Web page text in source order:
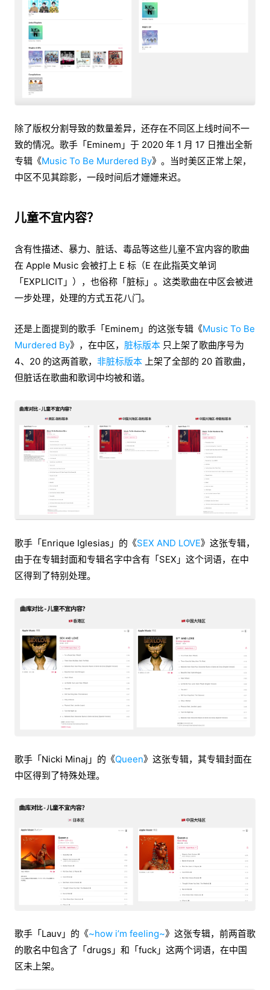
除了版权分割导致的数量差异，还存在不同区上线时间不一
致的情况。歌手「Eminem」于 2020 年 1 月 17 日推出全新
专辑《Music To Be Murdered By》。当时美区正常上架，
中区不见其踪影，一段时间后才姗姗来迟。
儿童不宜内容？
含有性描述、暴力、脏话、毒品等这些儿童不宜内容的歌曲
在 Apple Music 会被打上 E 标（E 在此指英文单词
「EXPLICIT」），也俗称「脏标」。这类歌曲在中区会被进
一步处理，处理的方式五花八门。
还是上面提到的歌手「Eminem」的这张专辑《Music To Be
Murdered By》，在中区， 脏标版本 只上架了歌曲序号为
4、20 的这两首歌， 非脏标版本 上架了全部的 20 首歌曲，
但脏话在歌曲和歌词中均被和谐。
歌手「Enrique Iglesias」的《SEX AND LOVE》这张专辑，
由于在专辑封面和专辑名字中含有「SEX」这个词语，在中
区得到了特别处理。
歌手「Nicki Minaj」的《Queen》这张专辑，其专辑封面在
中区得到了特殊处理。
歌手「Lauv」的《~how i’m feeling~》这张专辑，前两首歌
的歌名中包含了「drugs」和「fuck」这两个词语，在中国
区未上架。